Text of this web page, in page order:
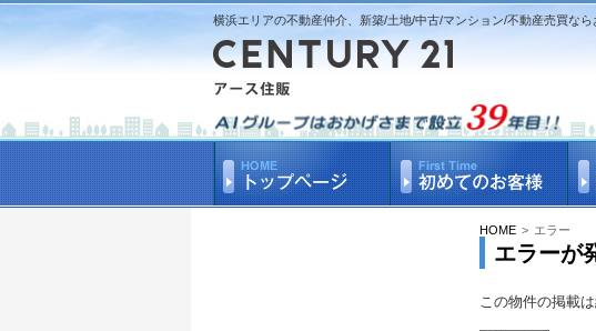
横浜エリアの不動産仲介、新築/土地/中古/マンション/不動産売買なら
HOME > エラー
エラーが
この物件の掲載